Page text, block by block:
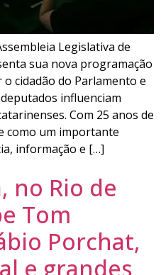
Legislativa de
sua nova programação
cidadão do Parlamento e
influenciam
Com 25 anos de
como um importante
informação e […]
no Rio de
Tom
Porchat,
e grandes